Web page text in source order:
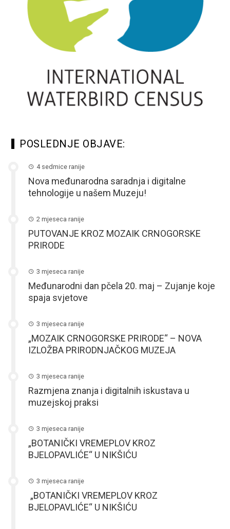
POSLEDNJE OBJAVE:
4 sedmice ranije
Nova međunarodna saradnja i digitalne
tehnologije u našem Muzeju!
2 mjeseca ranije
PUTOVANJE KROZ MOZAIK CRNOGORSKE
PRIRODE
3 mjeseca ranije
Međunarodni dan pčela 20. maj – Zujanje koje
spaja svjetove
3 mjeseca ranije
„MOZAIK CRNOGORSKE PRIRODE“ – NOVA
IZLOŽBA PRIRODNJAČKOG MUZEJA
3 mjeseca ranije
Razmjena znanja i digitalnih iskustava u
muzejskoj praksi
3 mjeseca ranije
„BOTANIČKI VREMEPLOV KROZ
BJELOPAVLIĆE“ U NIKŠIĆU
3 mjeseca ranije
„BOTANIČKI VREMEPLOV KROZ
BJELOPAVLIĆE“ U NIKŠIĆU